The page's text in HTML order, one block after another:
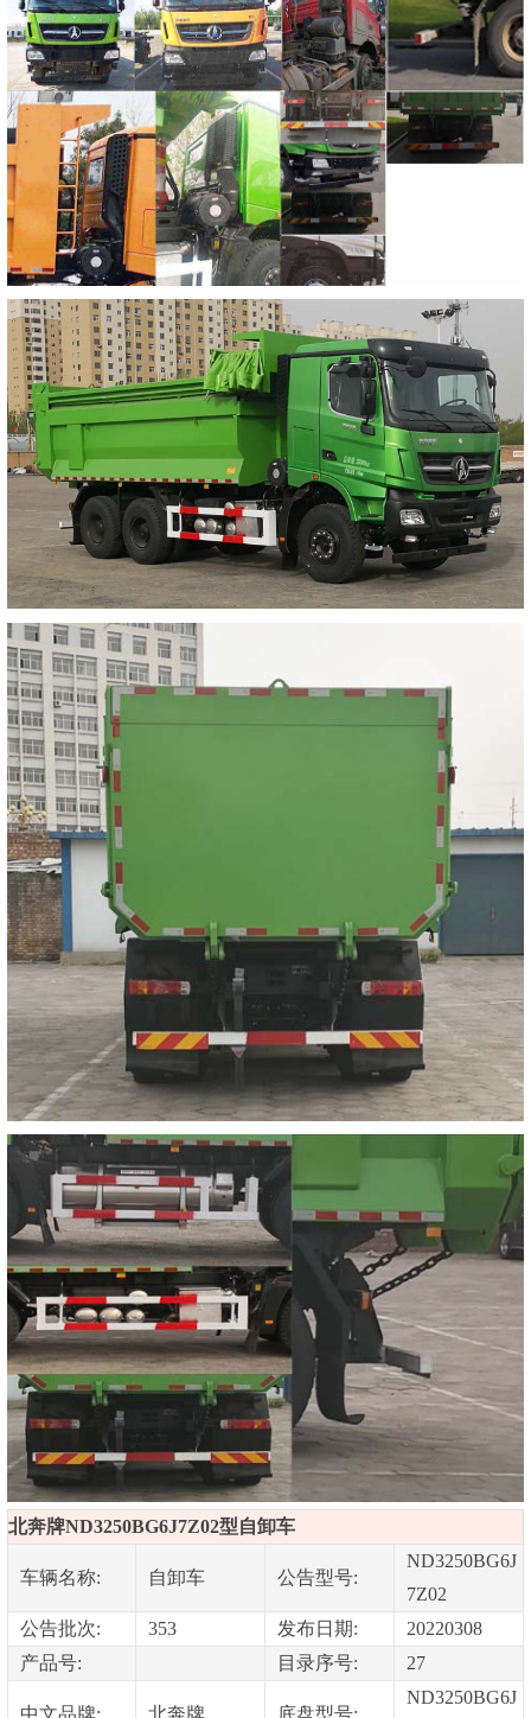
北奔牌ND3250BG6J7Z02型自卸车
车辆名称: 自卸车 公告型号:
ND3250BG6J
7Z02
公告批次:
353 发布日期:
20220308
产品号:
目录序号: 27
中文品牌: 北奔牌 底盘型号:
ND3250BG6J